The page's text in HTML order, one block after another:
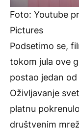
Foto: Youtube
Pictures
Podsetimo se,
tokom jula ove
postao jedan
Oživljavanje
platnu
društvenim